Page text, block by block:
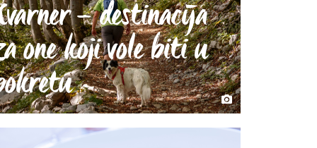
– destinacija
one koji vole biti u